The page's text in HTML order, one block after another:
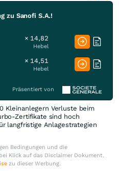
zu Sanofi S.A.!
× 14,82
Hebel
× 14,51
Hebel
Präsentiert von
Kleinanlegern Verluste beim
Zertifikate sind hoch
langfristige Anlagestrategien
Bedingungen und die
Klick auf das Disclaimer Dokument.
zu dieser Werbung.